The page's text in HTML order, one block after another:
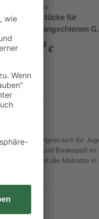
Gardinia
Endstücke für
Vorhangschienen
1 weiß 2 Stück
19 €
PVC eignet sich für
Spiel- und Badespaß
Erhältlich ist die Matratze in